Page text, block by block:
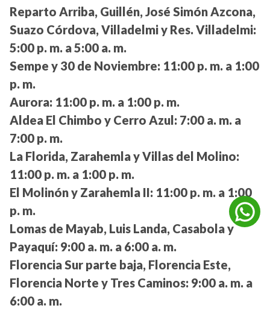
Reparto Arriba, Guillén, José Simón Azcona,
Suazo Córdova, Villadelmi y Res. Villadelmi:
5:00 p. m. a 5:00 a. m.
Sempe y 30 de Noviembre: 11:00 p. m. a 1:00
p. m.
Aurora: 11:00 p. m. a 1:00 p. m.
Aldea El Chimbo y Cerro Azul: 7:00 a. m. a
7:00 p. m.
La Florida, Zarahemla y Villas del Molino:
11:00 p. m. a 1:00 p. m.
El Molinón y Zarahemla II: 11:00 p. m. a 1:00
p. m.
Lomas de Mayab, Luis Landa, Casabola y
Payaquí: 9:00 a. m. a 6:00 a. m.
Florencia Sur parte baja, Florencia Este,
Florencia Norte y Tres Caminos: 9:00 a. m. a
6:00 a. m.